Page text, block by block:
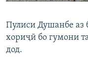
Пулиси Душанбе аз
хориҷӣ бо гумони
дод.